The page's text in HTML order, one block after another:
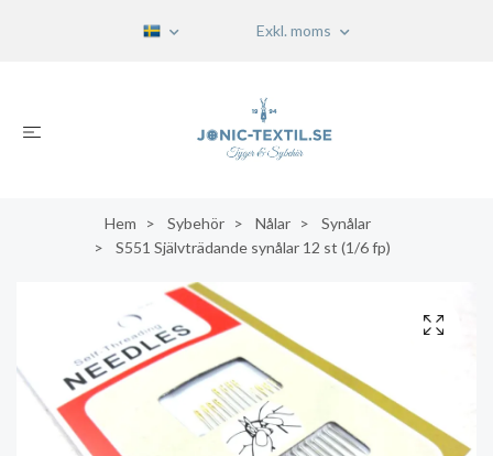
Exkl. moms
Hem Sybehör Nålar
Synålar
S551 Självträdande synålar 12 st (1/6 fp)